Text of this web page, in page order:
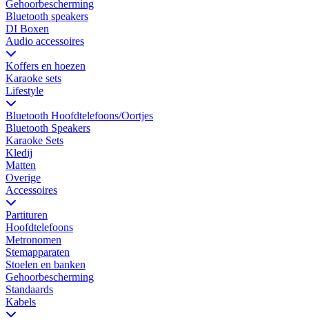
Gehoorbescherming
Bluetooth speakers
DI Boxen
Audio accessoires
Koffers en hoezen
Karaoke sets
Lifestyle
Bluetooth Hoofdtelefoons/Oortjes
Bluetooth Speakers
Karaoke Sets
Kledij
Matten
Overige
Accessoires
Partituren
Hoofdtelefoons
Metronomen
Stemapparaten
Stoelen en banken
Gehoorbescherming
Standaards
Kabels